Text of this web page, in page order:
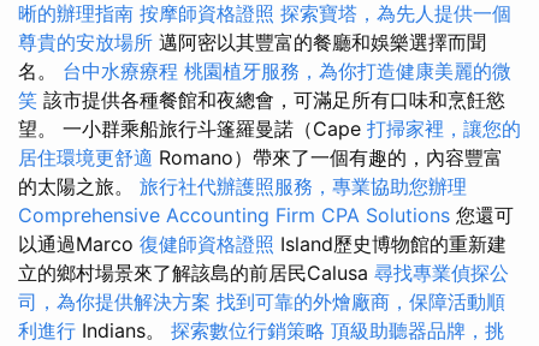
晰的辦理指南 按摩師資格證照 探索寶塔，為先人提供一個
尊貴的安放場所 邁阿密以其豐富的餐廳和娛樂選擇而聞
名。 台中水療療程 桃園植牙服務，為你打造健康美麗的微
笑 該市提供各種餐館和夜總會，可滿足所有口味和烹飪慾
望。 一小群乘船旅行斗篷羅曼諾（Cape 打掃家裡，讓您的
居住環境更舒適 Romano）帶來了一個有趣的，內容豐富
的太陽之旅。 旅行社代辦護照服務，專業協助您辦理
Comprehensive Accounting Firm CPA Solutions 您還可
以通過Marco 復健師資格證照 Island歷史博物館的重新建
立的鄉村場景來了解該島的前居民Calusa 尋找專業偵探公
司，為你提供解決方案 找到可靠的外燴廠商，保障活動順
利進行 Indians。 探索數位行銷策略 頂級助聽器品牌，挑